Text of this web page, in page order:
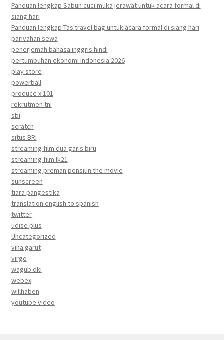
Panduan lengkap Sabun cuci muka jerawat untuk acara formal di
siang hari
Panduan lengkap Tas travel bag untuk acara formal di siang hari
parivahan sewa
penerjemah bahasa inggris hindi
pertumbuhan ekonomi indonesia 2026
play store
powerball
produce x 101
rekrutmen tni
sbi
scratch
situs BRI
streaming film dua garis biru
streaming film lk21
streaming preman pensiun the movie
sunscreen
tiara pangestika
translation english to spanish
twitter
udise plus
Uncategorized
vina garut
virgo
wagub dki
webex
willhaben
youtube video